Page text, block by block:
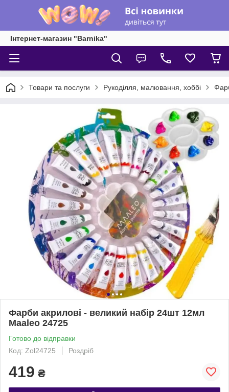
Інтернет-магазин "Barnika"
Товари та послуги Рукоділля, малювання, хоббі
Фарби акрилові - великий набір 24шт 12мл
Maaleo 24725
Готово до відправки
Код: Zol24725
Роздріб
419 ₴